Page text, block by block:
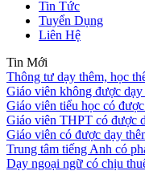
Tin Tức
Tuyển Dụng
Liên Hệ
Tin Mới
Thông tư dạy thêm, học
Giáo viên không được
Giáo viên tiểu học có
Giáo viên THPT có được
Giáo viên có được dạy
Trung tâm tiếng Anh có
Dạy ngoại ngữ có chịu